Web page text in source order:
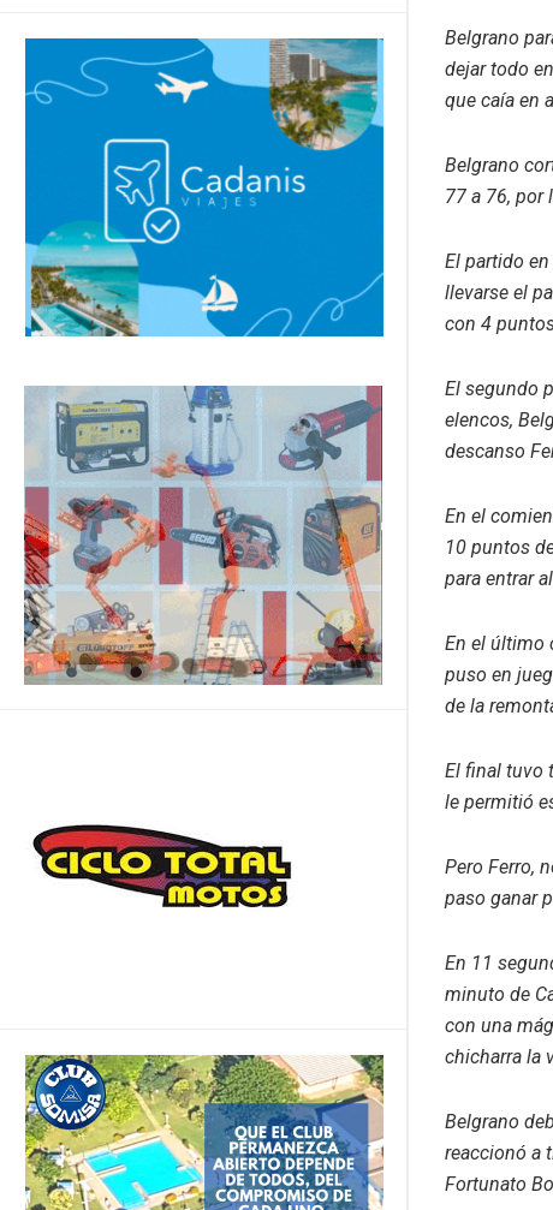
Belgrano
dejar todo
que caía en
Belgrano
77 a 76, por
El partido
llevarse el
con 4
El segundo
elencos,
descanso
En el
10 puntos
para entrar
En el último
puso en
de la
El final tuvo
le permitió
Pero Ferro,
paso ganar
En 11
minuto de
con una
chicharra la
Belgrano
reaccionó a
Fortunato